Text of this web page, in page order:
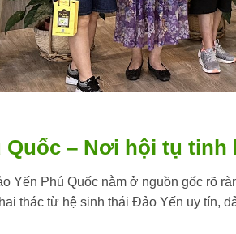
Quốc – Nơi hội tụ tinh
Yến Phú Quốc nằm ở nguồn gốc rõ
thác từ hệ sinh thái Đảo Yến uy tín,